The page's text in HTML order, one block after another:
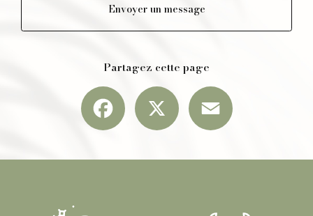
Envoyer un message
Partagez cette page
Facebook